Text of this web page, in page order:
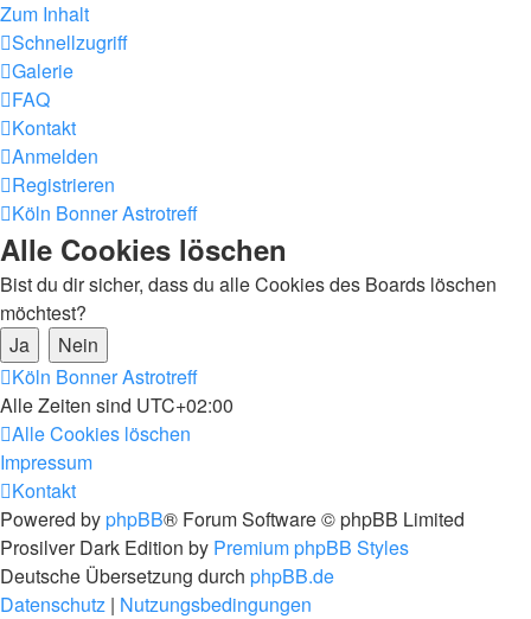
Zum Inhalt
Schnellzugriff
Galerie
FAQ
Kontakt
Anmelden
Registrieren
Köln Bonner Astrotreff
Alle Cookies löschen
Bist du dir sicher, dass du alle Cookies des Boards löschen
möchtest?
Köln Bonner Astrotreff
Alle Zeiten sind UTC+02:00
Alle Cookies löschen
Impressum
Kontakt
Powered byphpBB® Forum Software © phpBB Limited
Prosilver Dark Edition by Premium phpBB Styles
Deutsche Übersetzung durch phpBB.de
Datenschutz | Nutzungsbedingungen